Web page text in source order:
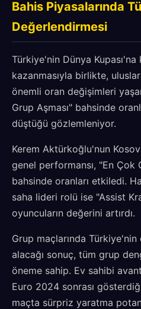
Bahis Piyasalarında
Değerlendirmesi
Türkiye'nin Dünya Kupası'na
kazanmasıyla birlikte,
önemli oran değişimleri
Grup Aşması" bahsinde
düştüğü gözlemleniyor.
Kerem Aktürkoğlu'nun
genel performansı, "En Çok
bahsinde oranları etkiledi.
saha lideri rolü ise "Assist
oyuncuların değerini artırdı.
Grup maçlarında Türkiye'nin
alacağı sonuç, tüm grup
öneme sahip. Ev sahibi
Euro 2024 sonrası
maçta sürpriz yaratma